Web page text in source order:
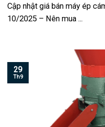
Cập nhật giá bán máy ép
10/2025 – Nên mua ...
29
Th9